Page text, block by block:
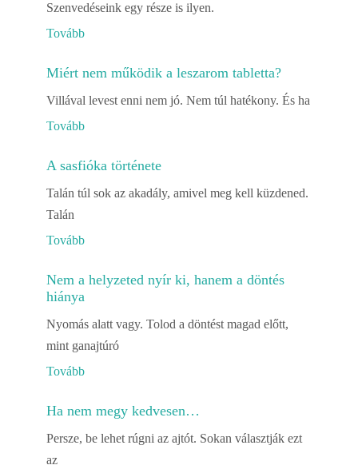
Szenvedéseink egy része is ilyen.
Tovább
Miért nem működik a leszarom tabletta?
Villával levest enni nem jó. Nem túl hatékony. És ha
Tovább
A sasfióka története
Talán túl sok az akadály, amivel meg kell küzdened.
Talán
Tovább
Nem a helyzeted nyír ki, hanem a döntés
hiánya
Nyomás alatt vagy. Tolod a döntést magad előtt,
mint ganajtúró
Tovább
Ha nem megy kedvesen…
Persze, be lehet rúgni az ajtót. Sokan választják ezt
az